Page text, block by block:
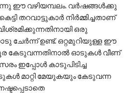
ഈ വഴിയമ്പലം. വർഷങ്ങൾക്കു
തറവാട്ടുകാർ നിർമ്മിച്ചതാണ്
ഒരു
ഉണ്ട്. ഒറ്റമുറിയുള്ള ഈ
കേടുവന്നതിനാൽ ഓടുകൾ വീണ്
ഇപ്പോൾ കാടുപിടിച്ച
മാറ്റി മേയുകയും കേടുവന്ന